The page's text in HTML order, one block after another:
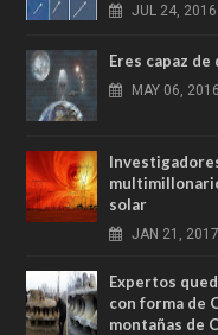
JUL 24, 2016
Eres capaz
MAY 06, 2016
solar
JAN 21, 2017
Expertos
con forma de
montañas de